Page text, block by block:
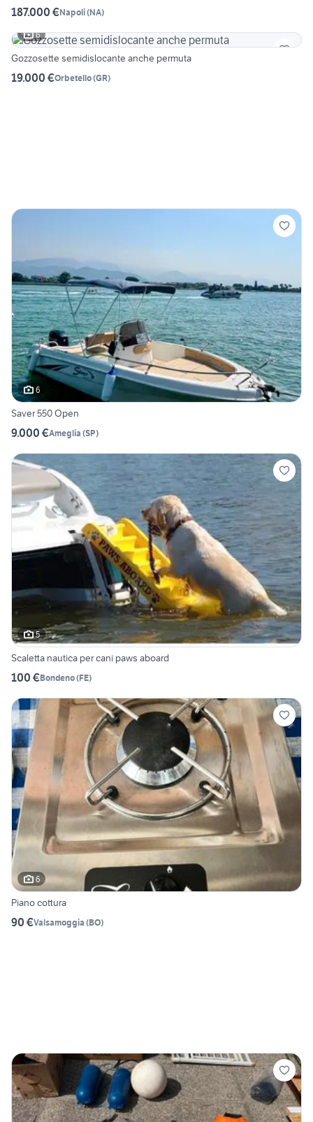
187.000 €Napoli(NA)
6
Gozzosette semidislocante anche permuta
19.000 €Orbetello(GR)
6
Saver 550 Open
9.000 €Ameglia (SP)
5
Scaletta nautica per cani paws aboard
100 €Bondeno(FE)
6
Piano cottura
90 €Valsamoggia (BO)